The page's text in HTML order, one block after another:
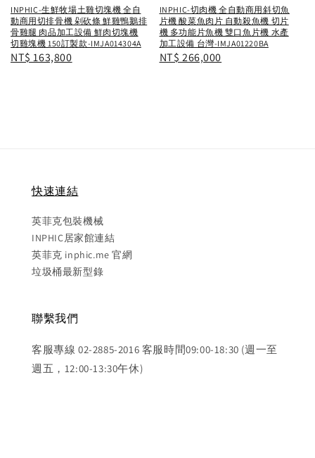
INPHIC-生鮮牧場土雞切塊機 全自
動商用切排骨機 剁砍條 鮮雞鴨鵝排
骨雞腿 肉品加工設備 鮮肉切塊機
切雞塊機 150訂製款-IMJA014304A
Regular
NT$ 163,800
INPHIC-切肉機 全自動商用斜切魚
片機 酸菜魚肉片 自動殺魚機 切片
機 多功能片魚機 雙口魚片機 水產
加工設備 台灣-IMJA01220BA
Regular
NT$ 266,000
快速連結
英菲克包裝機械
INPHIC居家館連結
英菲克 inphic.me 官網
垃圾桶最新型錄
聯繫我們
客服專線 02-2885-2016 客服時間09:00-18:30 (週一至
週五，12:00-13:30午休)